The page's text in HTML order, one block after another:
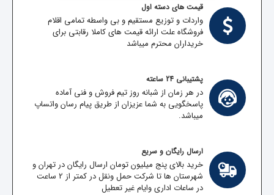
قیمت های دسته اول
واردات و توزیع مستقیم و بی واسطه تمامی اقلام
فروشگاه علت ارائه قیمت های کاملا رقابتی برای
خریداران محترم میباشد
پشتیبانی 24 ساعته
در هر زمان از شبانه روز تیم فروش و فنی آماده
پاسخگویی به شما عزیزان از طریق پیام رسان واتساپ
میباشد.
ارسال رایگان و سریع
خرید بالای پنج میلیون تومان ارسال رایگان در تهران و
شهرستان ها تا شرکت حمل ونقل در کمتر از 2 ساعت
در ساعات اداری وایام غیر تعطیل